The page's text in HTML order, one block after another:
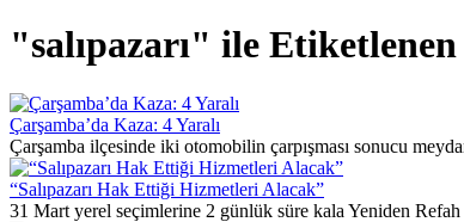
"salıpazarı" ile
Çarşamba’da Kaza: 4 Yaralı
Çarşamba ilçesinde iki otomobilin çarpışması sonucu
“Salıpazarı Hak Ettiği Hizmetleri Alacak”
31 Mart yerel seçimlerine 2 günlük süre kala Yeniden